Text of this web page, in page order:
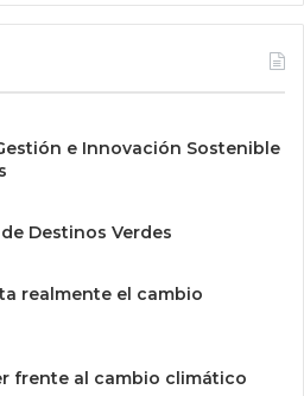
e Innovación Sostenible
Destinos Verdes
realmente el cambio
frente al cambio climático